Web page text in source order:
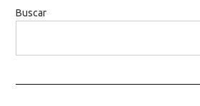
Buscar